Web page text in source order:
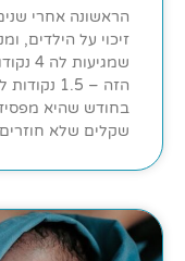
זיכוי על הילדים,
שקלים שלא